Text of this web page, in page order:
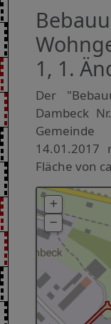
1, 1.
Der
Dambeck
14.01.2017
Fläche von